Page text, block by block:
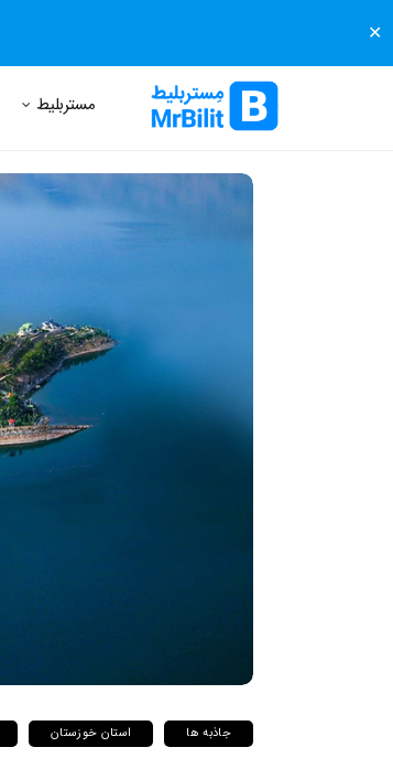
✕
مستر بلیط مجله مستر بلیط
مستربلیط
جاذبه ها استان خوزستان